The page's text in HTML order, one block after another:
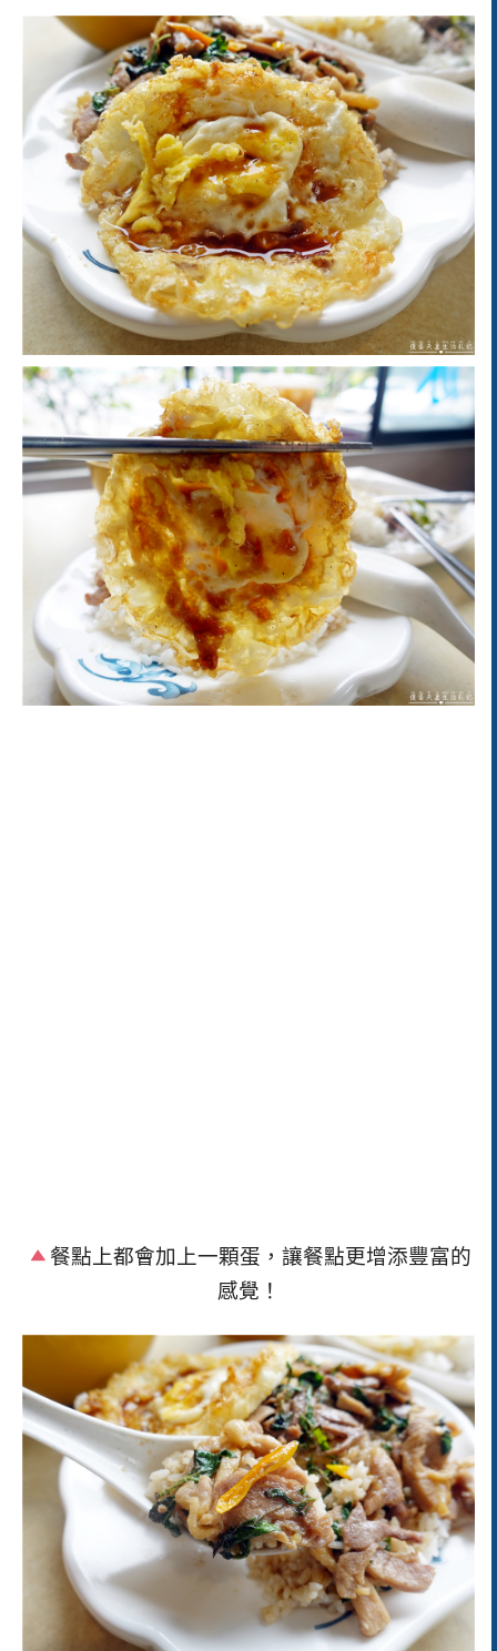
餐點上都會加上一顆蛋，讓餐點更增添豐富的
感覺！